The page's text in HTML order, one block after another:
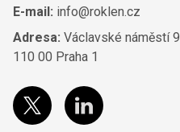
E-mail: info@roklen.cz
Adresa: Václavské náměstí 9
110 00 Praha 1